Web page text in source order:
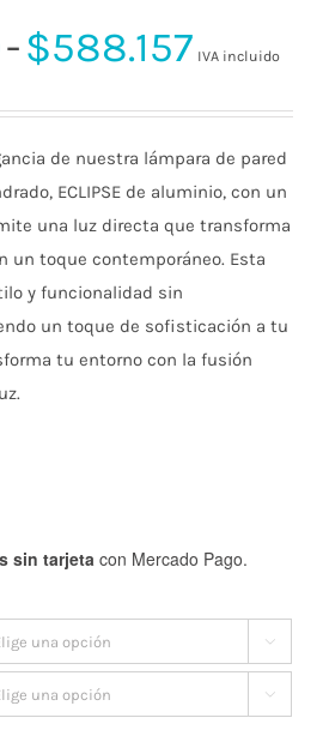
-$588.157Rango
de
desde
IVA incluido
de nuestra lámpara de pared
ECLIPSE de aluminio, con un
una luz directa que transforma
un toque contemporáneo. Esta
y funcionalidad sin
un toque de sofisticación a tu
tu entorno con la fusión
sin tarjetacon Mercado Pago.

